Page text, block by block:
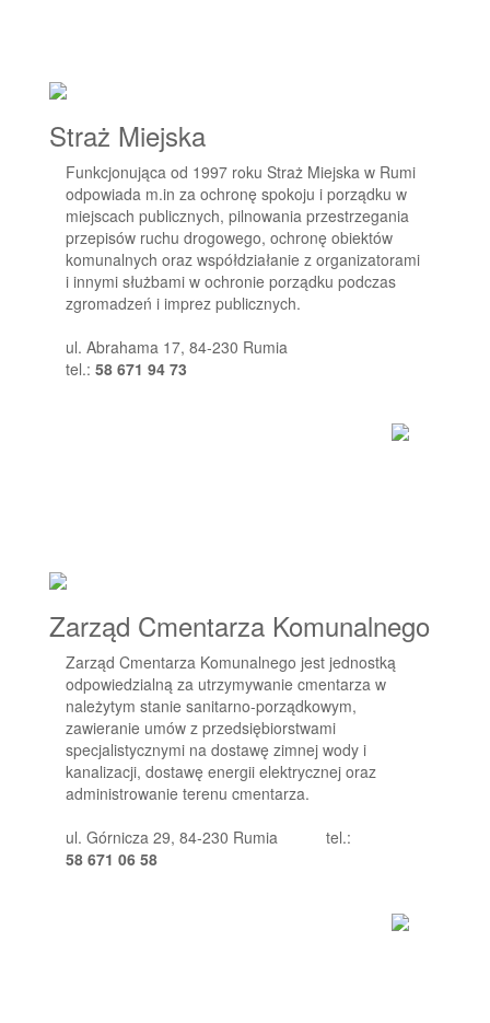
Straż Miejska
Funkcjonująca od 1997 roku Straż Miejska w Rumi
odpowiada m.in za ochronę spokoju i porządku w
miejscach publicznych, pilnowania przestrzegania
przepisów ruchu drogowego, ochronę obiektów
komunalnych oraz współdziałanie z organizatorami
i innymi służbami w ochronie porządku podczas
zgromadzeń i imprez publicznych.
ul. Abrahama 17, 84-230 Rumia
tel.: 58 671 94 73
Zarząd Cmentarza Komunalnego
Zarząd Cmentarza Komunalnego jest jednostką
odpowiedzialną za utrzymywanie cmentarza w
należytym stanie sanitarno-porządkowym,
zawieranie umów z przedsiębiorstwami
specjalistycznymi na dostawę zimnej wody i
kanalizacji, dostawę energii elektrycznej oraz
administrowanie terenu cmentarza.
ul. Górnicza 29, 84-230 Rumia tel.:
58 671 06 58